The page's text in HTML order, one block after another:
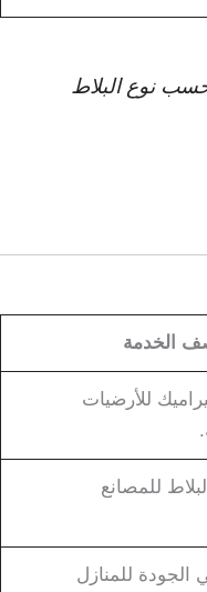
نوع البلاط
الخدمة
للأرضيات
للمصانع
الجودة للمنازل